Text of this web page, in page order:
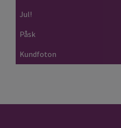
Jul!
Påsk
Kundfoton